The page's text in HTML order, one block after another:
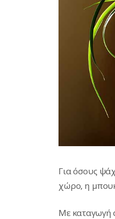
Για όσους
χώρο, η
Με καταγωγή